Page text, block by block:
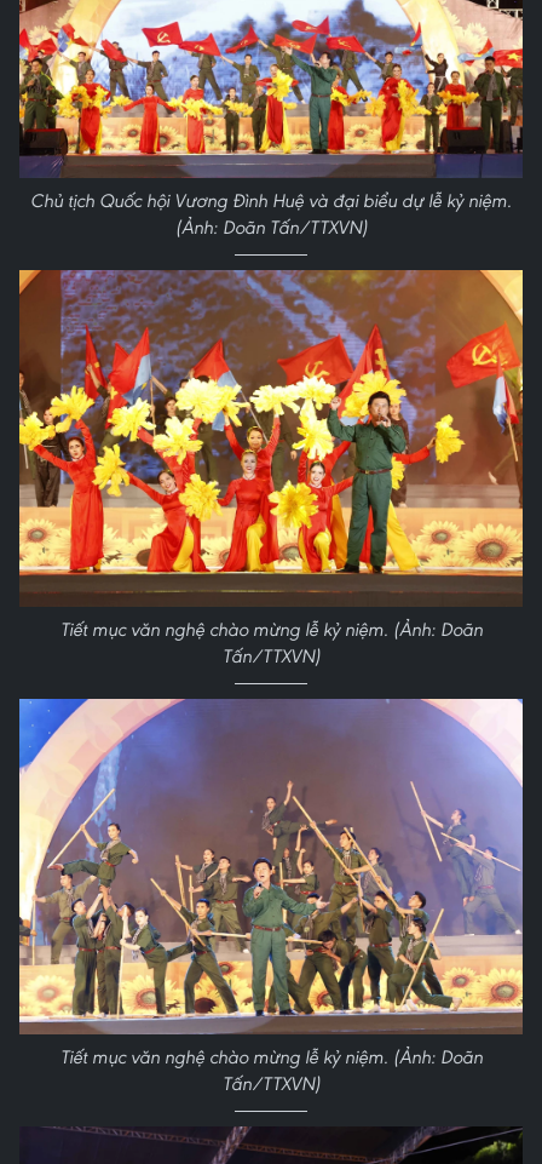
Chủ tịch Quốc hội Vương Đình Huệ và đại biểu dự lễ kỷ niệm.
(Ảnh: Doãn Tấn/TTXVN)
Tiết mục văn nghệ chào mừng lễ kỷ niệm. (Ảnh: Doãn
Tấn/TTXVN)
Tiết mục văn nghệ chào mừng lễ kỷ niệm. (Ảnh: Doãn
Tấn/TTXVN)